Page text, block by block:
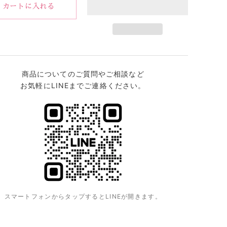
価
カートに入れる
商品についてのご質問やご相談など
お気軽にLINEまでご連絡ください。
スマートフォンからタップするとLINEが開きます。